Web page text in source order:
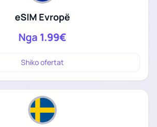
eSIM Evropë
Nga 1.99€
Shiko ofertat